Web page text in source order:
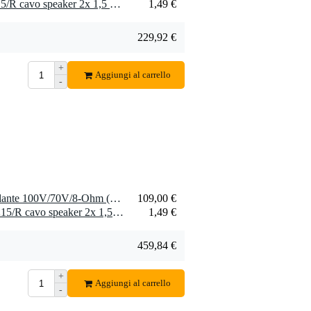
8 x Devine SPE15/R SPE15/R cavo speaker 2x 1,5 mm2 per metro
1,49 €
229,92 €
+
-
Aggiungi al carrello
4 x JBL CSS-1S/T Altoparlante 100V/70V/8-Ohm (ciascuno)
109,00 €
16 x Devine SPE15/R SPE15/R cavo speaker 2x 1,5 mm2 per metro
1,49 €
459,84 €
+
-
Aggiungi al carrello